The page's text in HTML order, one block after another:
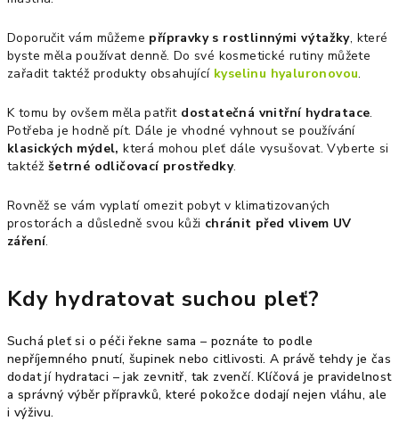
Doporučit vám můžeme přípravky s rostlinnými výtažky, které
byste měla používat denně. Do své kosmetické rutiny můžete
zařadit taktéž produkty obsahující kyselinu hyaluronovou.
K tomu by ovšem měla patřit dostatečná vnitřní hydratace.
Potřeba je hodně pít. Dále je vhodné vyhnout se používání
klasických mýdel, která mohou pleť dále vysušovat. Vyberte si
taktéž šetrné odličovací prostředky.
Rovněž se vám vyplatí omezit pobyt v klimatizovaných
prostorách a důsledně svou kůži chránit před vlivem UV
záření.
Kdy hydratovat suchou pleť?
Suchá pleť si o péči řekne sama – poznáte to podle
nepříjemného pnutí, šupinek nebo citlivosti. A právě tehdy je čas
dodat jí hydrataci – jak zevnitř, tak zvenčí. Klíčová je pravidelnost
a správný výběr přípravků, které pokožce dodají nejen vláhu, ale
i výživu.